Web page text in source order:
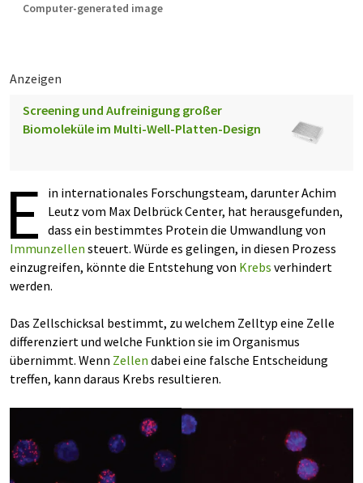
Computer-generated image
Anzeigen
Screening und Aufreinigung großer
Biomoleküle im Multi-Well-Platten-Design
E
in internationales Forschungsteam, darunter Achim
Leutz vom Max Delbrück Center, hat herausgefunden,
dass ein bestimmtes Protein die Umwandlung von
Immunzellen steuert. Würde es gelingen, in diesen Prozess
einzugreifen, könnte die Entstehung von Krebs verhindert
werden.
Das Zellschicksal bestimmt, zu welchem Zelltyp eine Zelle
differenziert und welche Funktion sie im Organismus
übernimmt. Wenn Zellen dabei eine falsche Entscheidung
treffen, kann daraus Krebs resultieren.